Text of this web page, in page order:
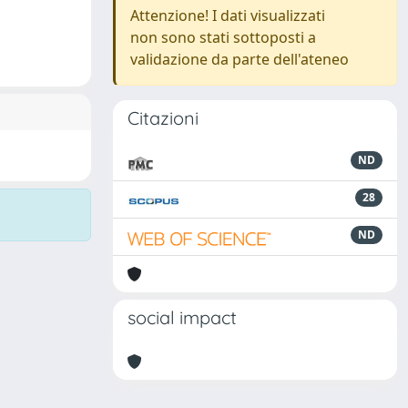
Attenzione! I dati visualizzati
non sono stati sottoposti a
validazione da parte dell'ateneo
Citazioni
ND
28
ND
social impact